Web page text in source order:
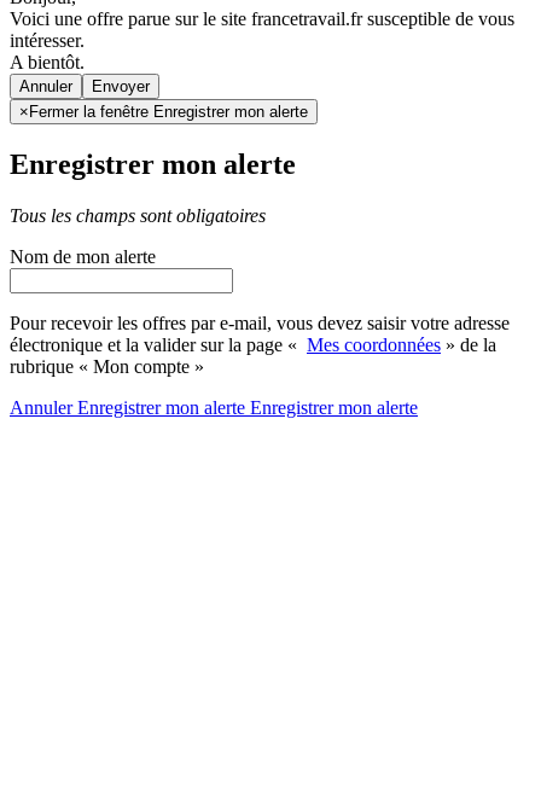
Voici une offre parue sur le site francetravail.fr susceptible de vous
intéresser.
A bientôt.
Annuler
× Fermer la fenêtre Enregistrer mon alerte
Enregistrer mon alerte
Tous les champs sont obligatoires
Nom de mon alerte
Pour recevoir les offres par e-mail, vous devez saisir votre adresse
électronique et la valider sur la page « Mes coordonnées » de la
rubrique « Mon compte »
AnnulerEnregistrer mon alerte Enregistrermon alerte